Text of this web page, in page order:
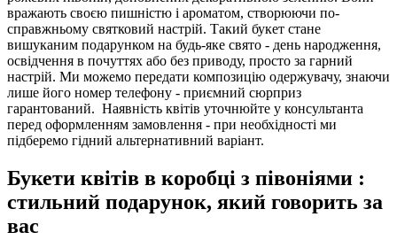
вражають своєю пишністю і ароматом, створюючи по-
справжньому святковий настрій. Такий букет стане
вишуканим подарунком на будь-яке свято - день народження,
освідчення в почуттях або без приводу, просто за гарний
настрій. Ми можемо передати композицію одержувачу, знаючи
лише його номер телефону - приємний сюрприз
гарантований. Наявність квітів уточнюйте у консультанта
перед оформленням замовлення - при необхідності ми
підберемо гідний альтернативний варіант.
Букети квітів в коробці з півоніями :
стильний подарунок, який говорить за
вас